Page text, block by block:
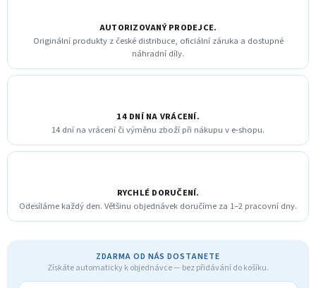
AUTORIZOVANÝ PRODEJCE.
Originální produkty z české distribuce, oficiální záruka a dostupné
náhradní díly.
14 DNÍ NA VRÁCENÍ.
14 dní na vrácení či výměnu zboží při nákupu v e-shopu.
RYCHLÉ DORUČENÍ.
Odesíláme každý den. Většinu objednávek doručíme za 1–2 pracovní dny.
ZDARMA OD NÁS DOSTANETE
Získáte automaticky k objednávce — bez přidávání do košíku.